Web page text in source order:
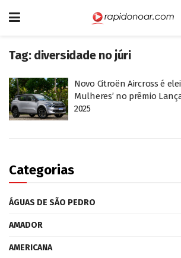
Tag: diversidade no júri
Novo Citroën Aircross é
Mulheres’ no prêmio
2025
Categorias
ÁGUAS DE SÃO PEDRO
AMADOR
AMERICANA